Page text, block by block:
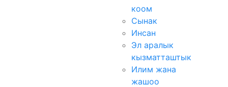
коом
Сынак
Инсан
Эл аралык
кызматташтык
Илим жана
жашоо